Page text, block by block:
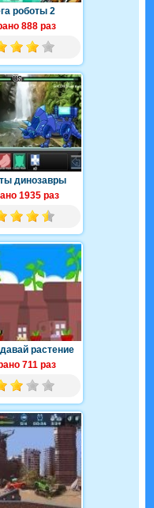
роботы 2
888 раз
динозавры
1935 раз
растение
711 раз